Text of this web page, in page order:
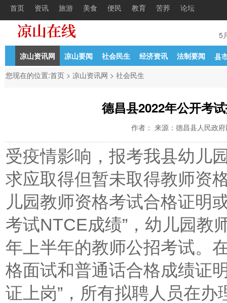
首页 资讯 旅游 美食 便民 教育 苦荞 论坛
05-05 4月西昌非法运营及违章车辆、人员 德昌县关于5
凉山资讯网 凉山要闻 社会民生 经济资讯 法制要闻
县
您现在的位置:首页 > 凉山资讯网 > 社会民生
德昌县2022年公开考
作者： 来源：德昌县人民政
受疫情影响，报考我县幼儿
求应取得但暂未取得教师资
儿园教师资格考试合格证明
考试NTCE成绩”，幼儿园教
年上半年的教师公招考试。
格面试和普通话合格成绩证
证上岗”，所有拟聘人员在